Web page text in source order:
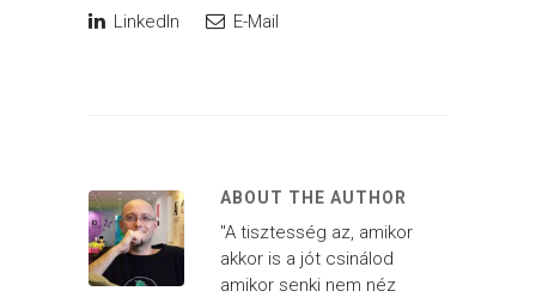
LinkedIn E-Mail
ABOUT THE AUTHOR
"A tisztesség az, amikor
akkor is a jót csinálod
amikor senki nem néz